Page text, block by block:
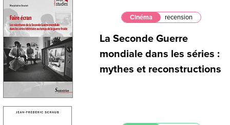
Cinéma recension
La Seconde Guerre
mondiale dans les séries :
mythes et reconstructions